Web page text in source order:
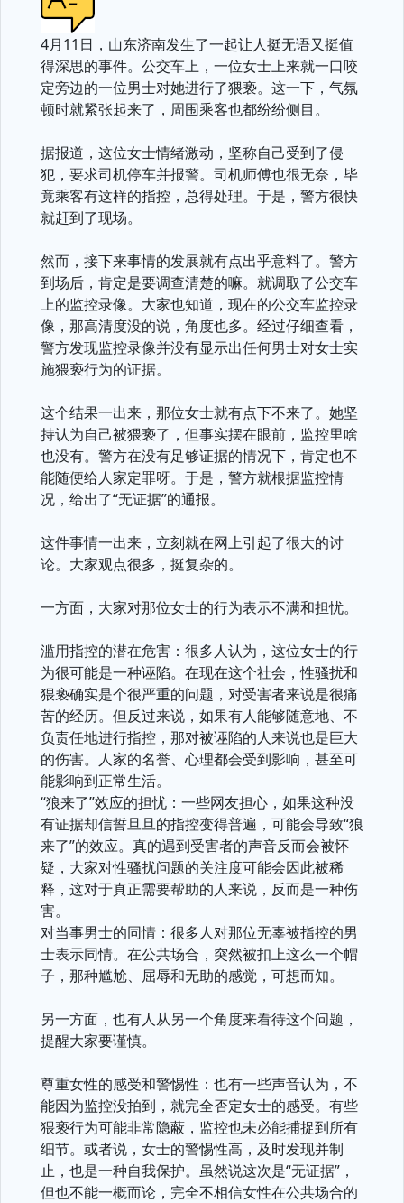
4月11日，山东济南发生了一起让人挺无语又挺值
得深思的事件。公交车上，一位女士上来就一口咬
定旁边的一位男士对她进行了猥亵。这一下，气氛
顿时就紧张起来了，周围乘客也都纷纷侧目。
据报道，这位女士情绪激动，坚称自己受到了侵
犯，要求司机停车并报警。司机师傅也很无奈，毕
竟乘客有这样的指控，总得处理。于是，警方很快
就赶到了现场。
然而，接下来事情的发展就有点出乎意料了。警方
到场后，肯定是要调查清楚的嘛。就调取了公交车
上的监控录像。大家也知道，现在的公交车监控录
像，那高清度没的说，角度也多。经过仔细查看，
警方发现监控录像并没有显示出任何男士对女士实
施猥亵行为的证据。
这个结果一出来，那位女士就有点下不来了。她坚
持认为自己被猥亵了，但事实摆在眼前，监控里啥
也没有。警方在没有足够证据的情况下，肯定也不
能随便给人家定罪呀。于是，警方就根据监控情
况，给出了“无证据”的通报。
这件事情一出来，立刻就在网上引起了很大的讨
论。大家观点很多，挺复杂的。
一方面，大家对那位女士的行为表示不满和担忧。
滥用指控的潜在危害：很多人认为，这位女士的行
为很可能是一种诬陷。在现在这个社会，性骚扰和
猥亵确实是个很严重的问题，对受害者来说是很痛
苦的经历。但反过来说，如果有人能够随意地、不
负责任地进行指控，那对被诬陷的人来说也是巨大
的伤害。人家的名誉、心理都会受到影响，甚至可
能影响到正常生活。
“狼来了”效应的担忧：一些网友担心，如果这种没
有证据却信誓旦旦的指控变得普遍，可能会导致“狼
来了”的效应。真的遇到受害者的声音反而会被怀
疑，大家对性骚扰问题的关注度可能会因此被稀
释，这对于真正需要帮助的人来说，反而是一种伤
害。
对当事男士的同情：很多人对那位无辜被指控的男
士表示同情。在公共场合，突然被扣上这么一个帽
子，那种尴尬、屈辱和无助的感觉，可想而知。
另一方面，也有人从另一个角度来看待这个问题，
提醒大家要谨慎。
尊重女性的感受和警惕性：也有一些声音认为，不
能因为监控没拍到，就完全否定女士的感受。有些
猥亵行为可能非常隐蔽，监控也未必能捕捉到所有
细节。或者说，女士的警惕性高，及时发现并制
止，也是一种自我保护。虽然说这次是“无证据”，
但也不能一概而论，完全不相信女性在公共场合的